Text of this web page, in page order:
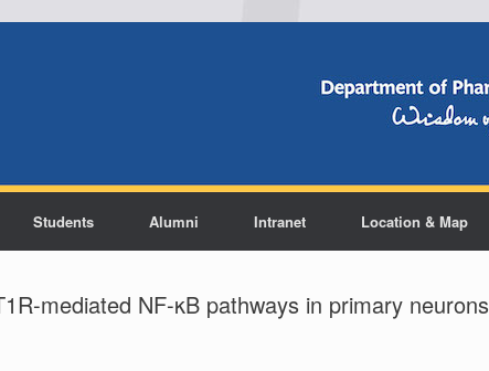
Students Alumni Intranet Location & Map
mediated NF-κB pathways in primary neurons